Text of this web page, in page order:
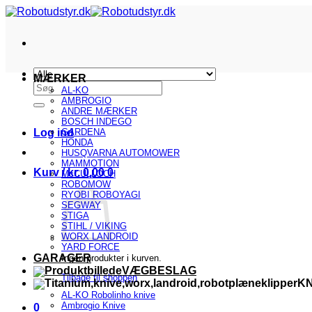
Fortsæt
Søg
efter:
Log ind
Kurv /kr.0,00 0
Ingen produkter i kurven.
Tilbage til shoppen
0
MÆRKER
AL-KO
AMBROGIO
ANDRE MÆRKER
BOSCH INDEGO
GARDENA
HONDA
HUSQVARNA AUTOMOWER
MAMMOTION
McCULLOCH
ROBOMOW
RYOBI ROBOYAGI
SEGWAY
STIGA
STIHL / VIKING
WORX LANDROID
YARD FORCE
GARAGER
VÆGBESLAG
AL-KO Robolinho knive
Ambrogio Knive